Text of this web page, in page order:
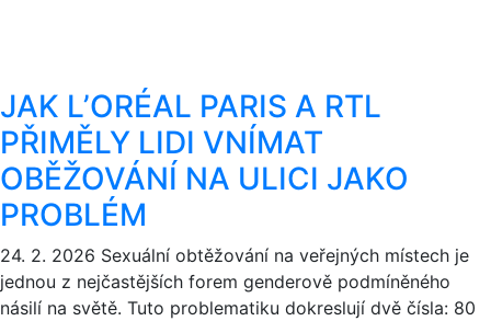
JAK L’ORÉAL PARIS A RTL
PŘIMĚLY LIDI VNÍMAT
OBĚŽOVÁNÍ NA ULICI JAKO
PROBLÉM
24. 2. 2026 Sexuální obtěžování na veřejných místech je
jednou z nejčastějších forem genderově podmíněného
násilí na světě. Tuto problematiku dokreslují dvě čísla: 80